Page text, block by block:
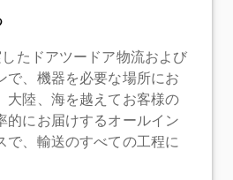
たドアツードア物流および
で、機器を必要な場所にお
大陸、海を越えてお客様の
的にお届けするオールイン
で、輸送のすべての工程に